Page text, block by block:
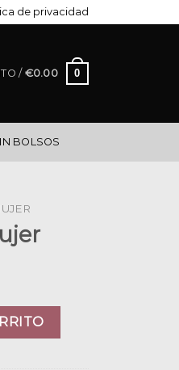
de privacidad
/ €0.00 0
BOLSOS